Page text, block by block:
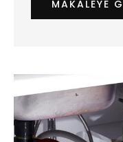
MAKALEYE